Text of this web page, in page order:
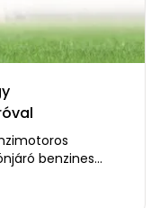
benzines